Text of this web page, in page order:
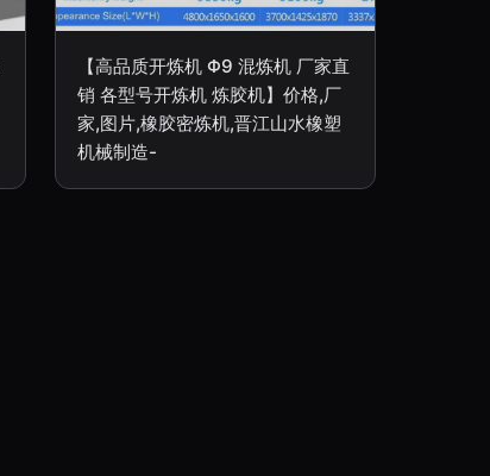
【高品质开炼机 Φ9 混炼机 厂家直
销 各型号开炼机 炼胶机】价格,厂
家,图片,橡胶密炼机,晋江山水橡塑
机械制造-